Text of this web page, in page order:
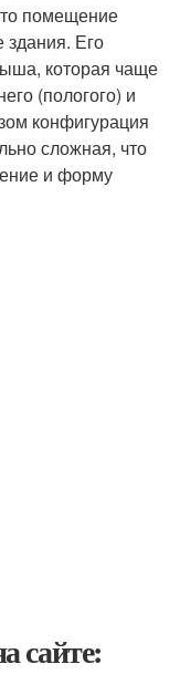
помещение
здания. Его
которая чаще
(пологого) и
конфигурация
сложная, что
и форму
сайте: